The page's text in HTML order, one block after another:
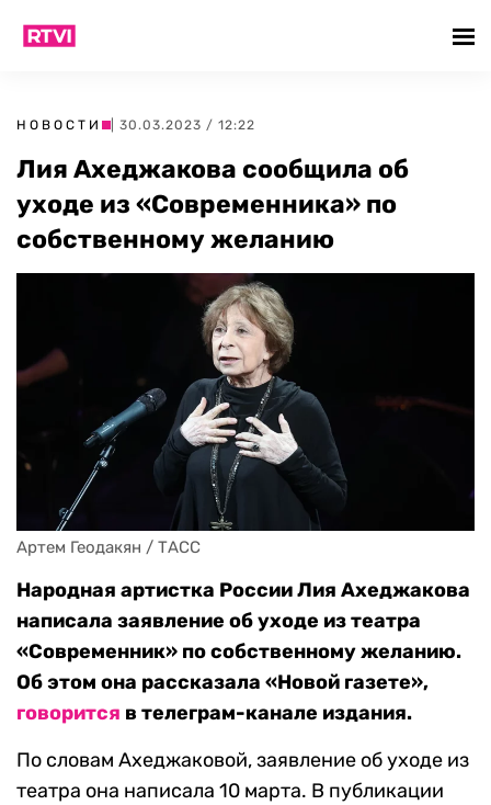
НОВОСТИ | 30.03.2023 / 12:22
Лия Ахеджакова сообщила об
уходе из «Современника» по
собственному желанию
Артем Геодакян / ТАСС
Народная артистка России Лия Ахеджакова
написала заявление об уходе из театра
«Современник» по собственному желанию.
Об этом она рассказала «Новой газете»,
говорится в телеграм-канале издания.
По словам Ахеджаковой, заявление об уходе из
театра она написала 10 марта. В публикации